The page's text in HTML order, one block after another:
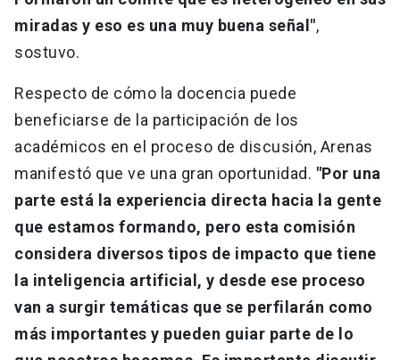
miradas y eso es una muy buena señal",
sostuvo.
Respecto de cómo la docencia puede
beneficiarse de la participación de los
académicos en el proceso de discusión, Arenas
manifestó que ve una gran oportunidad. "Por una
parte está la experiencia directa hacia la gente
que estamos formando, pero esta comisión
considera diversos tipos de impacto que tiene
la inteligencia artificial, y desde ese proceso
van a surgir temáticas que se perfilarán como
más importantes y pueden guiar parte de lo